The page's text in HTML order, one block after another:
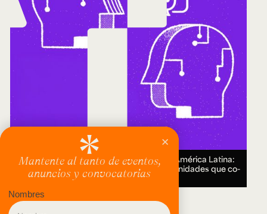
Encuentro Humanidades Digitales en América Latina:
genealogías, conocimiento abierto y comunidades que co-
crean.18 AUG 2026.